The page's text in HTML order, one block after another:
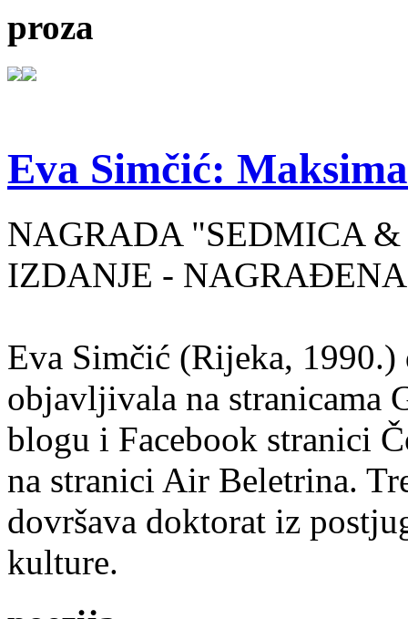
proza
Eva Simčić:
NAGRADA "SEDMICA
IZDANJE -
Eva Simčić (Rijeka, 1990.)
objavljivala na stranicama
blogu i Facebook stranici
na stranici Air Beletrina.
dovršava doktorat iz
kulture.